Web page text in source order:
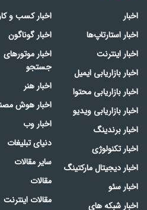
اخبار
اخبار استارتاپ‌ها
اخبار اینترنت
اخبار بازاریابی ایمیل
اخبار بازاریابی محتوا
اخبار بازاریابی ویدیو
اخبار برندینگ
اخبار تکنولوژی
اخبار دیجیتال مارکتینگ
اخبار سئو
اخبار شبکه های
اخبار کسب و
اخبار گوناگون
اخبار موتورهای
جستجو
اخبار هنر
اخبار هوش
اخبار وب
دنیای تبلیغات
سایر مقالات
مقالات
مقالات اینترنت